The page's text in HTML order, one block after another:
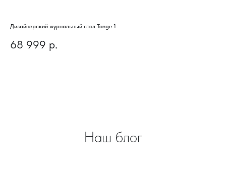
Дизайнерский журнальный стол Tonge 1
68 999 р.
Наш блог